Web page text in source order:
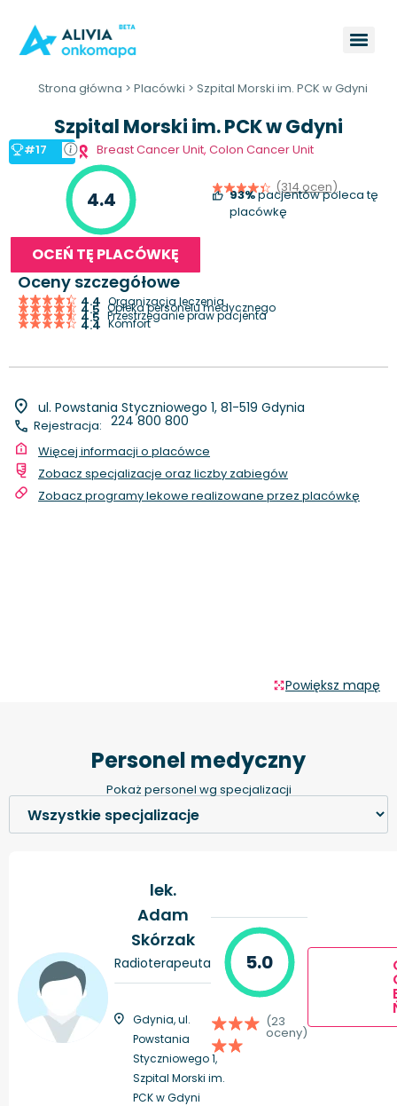
Strona główna > Placówki > Szpital Morski im. PCK w Gdyni
Szpital Morski im. PCK w Gdyni
#17 Breast Cancer Unit,Colon Cancer Unit
4.4 (314 ocen)
93%pacjentów poleca tę
placówkę
OCEŃ TĘ PLACÓWKĘ
Oceny szczegółowe
4.4 Organizacja leczenia
4.5 Opieka personelu medycznego
4.5 Przestrzeganie praw pacjenta
4.4 Komfort
ul. Powstania Styczniowego 1, 81-519 Gdynia
Rejestracja: 224 800 800
Więcej informacji o placówce
Zobacz specjalizacje oraz liczby zabiegów
Zobacz programy lekowe realizowane przez placówkę
Powiększ mapę
Personel medyczny
Pokaż personel wg specjalizacji
lek.
Adam
Skórzak
Radioterapeuta
Gdynia, ul.
Powstania
Styczniowego 1,
Szpital Morski im.
PCK w Gdyni
5.0
(23
oceny)